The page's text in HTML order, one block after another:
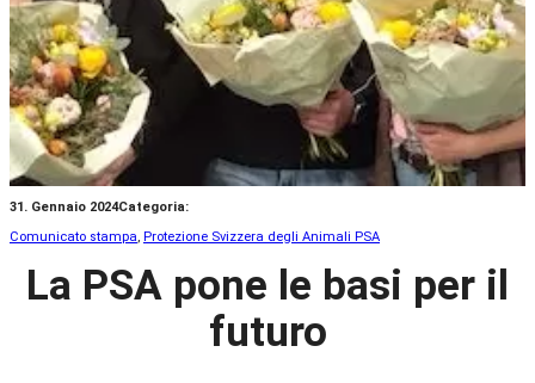
31. Gennaio 2024Categoria:
Comunicato stampa, Protezione Svizzera degli Animali PSA
La PSA pone le basi per il
futuro